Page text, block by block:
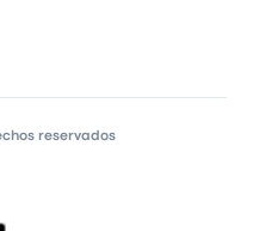
reservados